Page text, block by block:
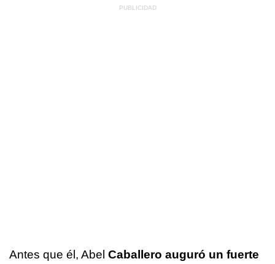
Antes que él, Abel Caballero auguró un fuerte